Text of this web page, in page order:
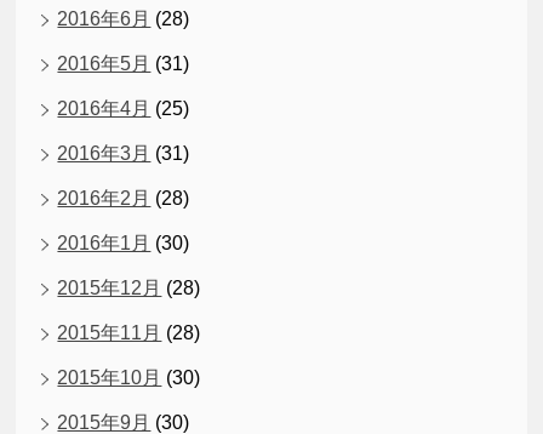
2016年6月 (28)
2016年5月 (31)
2016年4月 (25)
2016年3月 (31)
2016年2月 (28)
2016年1月 (30)
2015年12月 (28)
2015年11月 (28)
2015年10月 (30)
2015年9月 (30)